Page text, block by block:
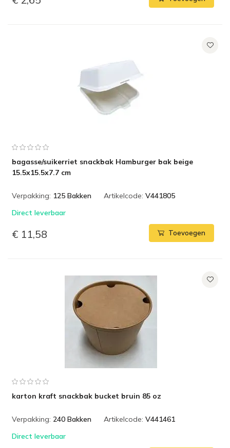
bagasse/suikerriet snackbak Hamburger bak beige
15.5x15.5x7.7 cm
Verpakking: 125 Bakken Artikelcode: V441805
Direct leverbaar
€ 11,58 Toevoegen
karton kraft snackbak bucket bruin 85 oz
Verpakking: 240 Bakken Artikelcode: V441461
Direct leverbaar